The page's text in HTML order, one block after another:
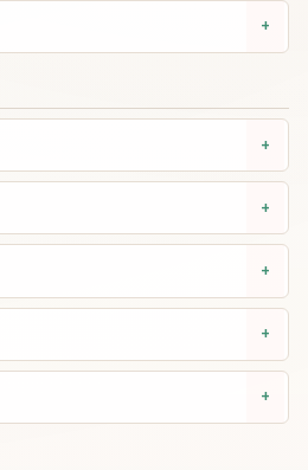
+
+
+
+
+
+